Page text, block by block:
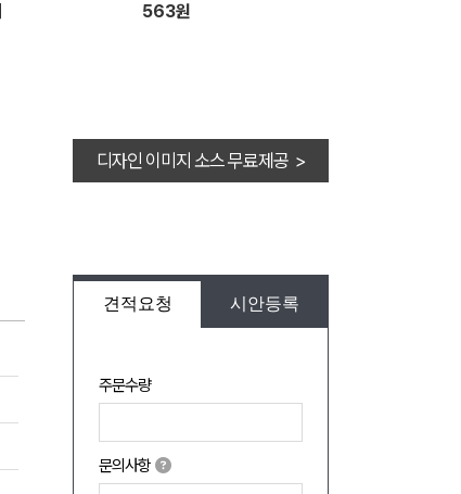
563원
디자인 이미지 소스 무료제공 >
견적요청 시안등록
주문수량
문의사항